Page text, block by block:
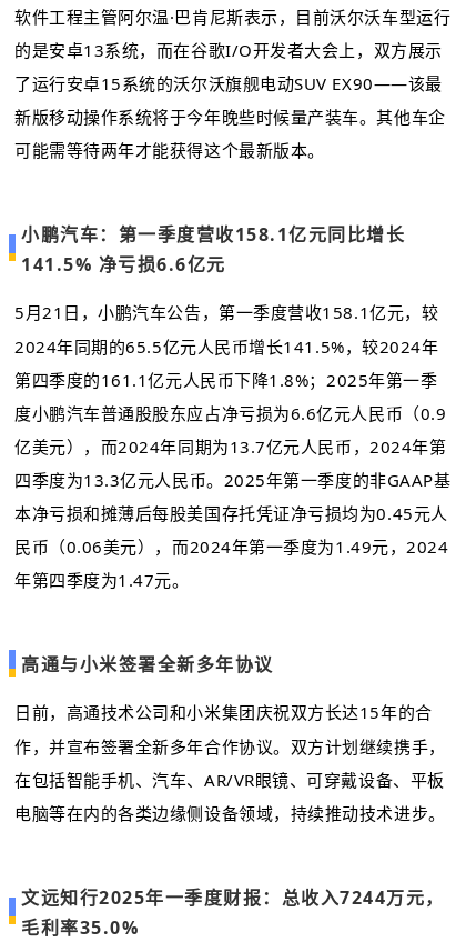
软件工程主管阿尔温·巴肯尼斯表示，目前沃尔沃车型运行
的是安卓13系统，而在谷歌I/O开发者大会上，双方展示
了运行安卓15系统的沃尔沃旗舰电动SUV EX90——该最
新版移动操作系统将于今年晚些时候量产装车。其他车企
可能需等待两年才能获得这个最新版本。
小鹏汽车：第一季度营收158.1亿元同比增长
141.5% 净亏损6.6亿元
5月21日，小鹏汽车公告，第一季度营收158.1亿元，较
2024年同期的65.5亿元人民币增长141.5%，较2024年
第四季度的161.1亿元人民币下降1.8%；2025年第一季
度小鹏汽车普通股股东应占净亏损为6.6亿元人民币（0.9
亿美元），而2024年同期为13.7亿元人民币，2024年第
四季度为13.3亿元人民币。2025年第一季度的非GAAP基
本净亏损和摊薄后每股美国存托凭证净亏损均为0.45元人
民币（0.06美元），而2024年第一季度为1.49元，2024
年第四季度为1.47元。
高通与小米签署全新多年协议
日前，高通技术公司和小米集团庆祝双方长达15年的合
作，并宣布签署全新多年合作协议。双方计划继续携手，
在包括智能手机、汽车、AR/VR眼镜、可穿戴设备、平板
电脑等在内的各类边缘侧设备领域，持续推动技术进步。
文远知行2025年一季度财报：总收入7244万元，
毛利率35.0%